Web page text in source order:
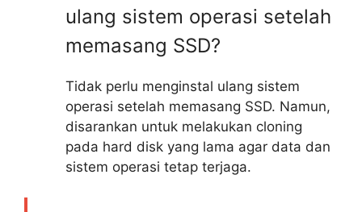
ulang sistem operasi setelah
memasang SSD?
Tidak perlu menginstal ulang sistem
operasi setelah memasang SSD. Namun,
disarankan untuk melakukan cloning
pada hard disk yang lama agar data dan
sistem operasi tetap terjaga.